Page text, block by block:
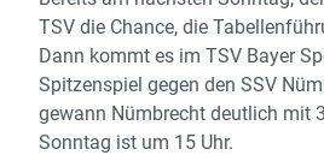
TSV die Chance, die
Dann kommt es im TSV Bayer
Spitzenspiel gegen den SSV
gewann Nümbrecht deutlich mit
Sonntag ist um 15 Uhr.